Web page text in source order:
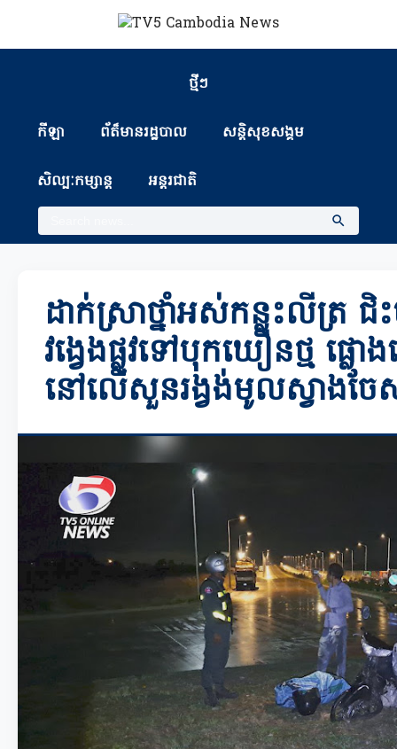
ថ្មីៗ
កីឡា ព័ត៏មានរដ្ឋបាល សន្តិសុខសង្គម
សិល្បៈកម្សាន្ត អន្តរជាតិ
ដាក់ស្រាថ្នាំអស់កន្លះលីត្រ ជិ
វង្វេងផ្លូវទៅបុកឃឿនថ្ម ផ្លោ
នៅលើសួនរង្វង់មូលស្វាងច